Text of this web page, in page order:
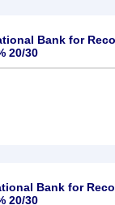
Bank for
20/30
Bank for
20/30